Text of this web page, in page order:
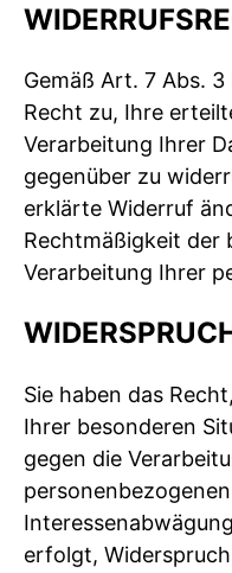
Gemäß Art. 7 Abs.
Recht zu, Ihre
Verarbeitung Ihrer
gegenüber zu
erklärte Widerruf
Rechtmäßigkeit der
Verarbeitung Ihrer
Sie haben das
Ihrer besonderen
gegen die
erfolgt,